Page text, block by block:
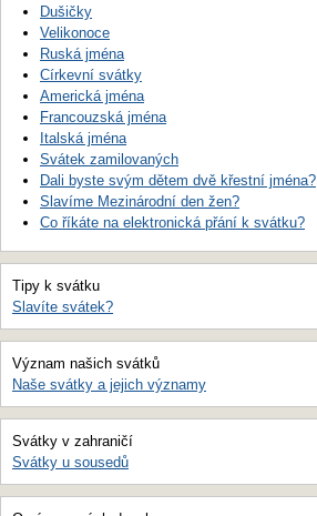
Dušičky
Velikonoce
Ruská jména
Církevní svátky
Americká jména
Francouzská jména
Italská jména
Svátek zamilovaných
Dali byste svým dětem dvě křestní jména?
Slavíme Mezinárodní den žen?
Co říkáte na elektronická přání k svátku?
Tipy k svátku
Slavíte svátek?
Význam našich svátků
Naše svátky a jejich významy
Svátky v zahraničí
Svátky u sousedů